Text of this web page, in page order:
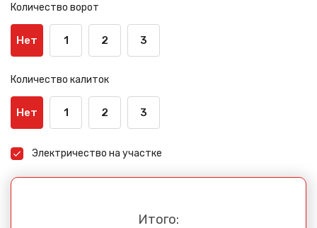
Количество ворот
Нет 1 2 3
Количество калиток
Нет 1 2 3
Электричество на участке
Итого: